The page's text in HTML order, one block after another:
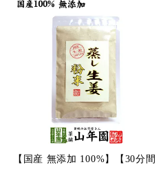
【国産 無添加 100%】【30分間